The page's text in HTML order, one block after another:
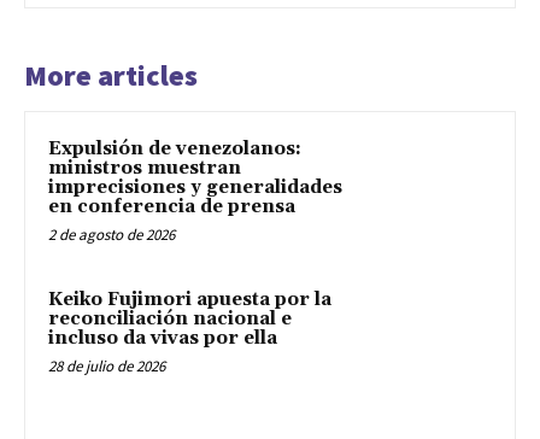
More articles
Expulsión de venezolanos:
ministros muestran
imprecisiones y generalidades
en conferencia de prensa
2 de agosto de 2026
Keiko Fujimori apuesta por la
reconciliación nacional e
incluso da vivas por ella
28 de julio de 2026